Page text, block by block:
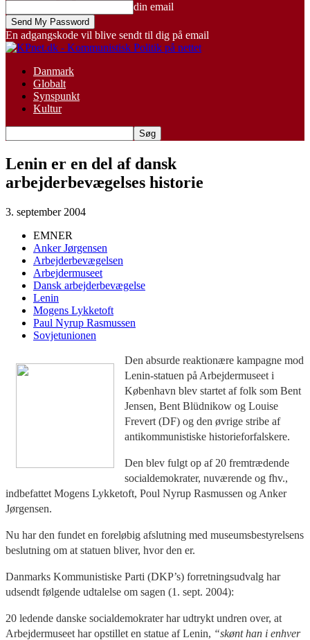
din email
En adgangskode vil blive sendt til dig på email
Danmark
Globalt
Synspunkt
Kultur
Lenin er en del af dansk
arbejderbevægelses historie
3. september 2004
EMNER
Anker Jørgensen
Arbejderbevægelsen
Arbejdermuseet
Dansk arbejderbevægelse
Lenin
Mogens Lykketoft
Paul Nyrup Rasmussen
Sovjetunionen
Den absurde reaktionære kampagne mod
Lenin-statuen på Arbejdermuseet i
København blev startet af folk som Bent
Jensen, Bent Blüdnikow og Louise
Frevert (DF) og den øvrige stribe af
antikommunistiske historieforfalskere.
Den blev fulgt op af 20 fremtrædende
socialdemokrater, nuværende og fhv.,
indbefattet Mogens Lykketoft, Poul Nyrup Rasmussen og Anker
Jørgensen.
Nu har den fundet en foreløbig afslutning med museumsbestyrelsens
beslutning om at statuen bliver, hvor den er.
Danmarks Kommunistiske Parti (DKP’s) forretningsudvalg har
udsendt følgende udtalelse om sagen (1. sept. 2004):
20 ledende danske socialdemokrater har udtrykt undren over, at
Arbejdermuseet har opstillet en statue af Lenin, “skønt han i enhver